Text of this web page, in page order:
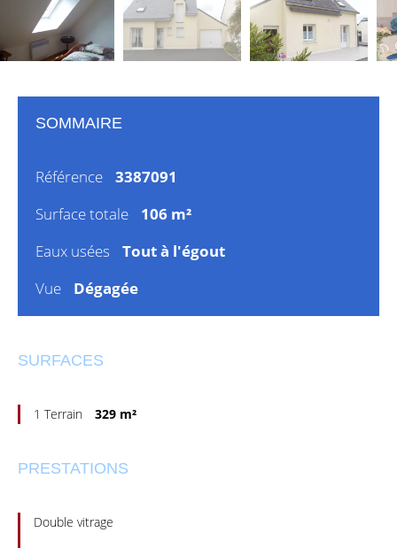
SOMMAIRE
Référence
3387091
Surface totale
106 m²
Eaux usées
Tout à l'égout
Vue
Dégagée
SURFACES
1 Terrain 329 m²
PRESTATIONS
Double vitrage